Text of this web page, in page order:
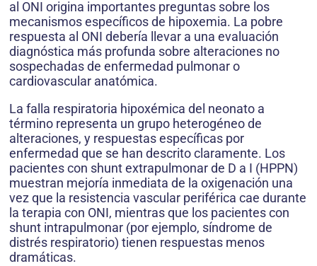
al ONI origina importantes preguntas sobre los
mecanismos específicos de hipoxemia. La pobre
respuesta al ONI debería llevar a una evaluación
diagnóstica más profunda sobre alteraciones no
sospechadas de enfermedad pulmonar o
cardiovascular anatómica.
La falla respiratoria hipoxémica del neonato a
término representa un grupo heterogéneo de
alteraciones, y respuestas específicas por
enfermedad que se han descrito claramente. Los
pacientes con shunt extrapulmonar de D a I (HPPN)
muestran mejoría inmediata de la oxigenación una
vez que la resistencia vascular periférica cae durante
la terapia con ONI, mientras que los pacientes con
shunt intrapulmonar (por ejemplo, síndrome de
distrés respiratorio) tienen respuestas menos
dramáticas.